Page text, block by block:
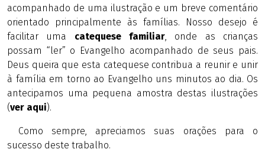
acompanhado de uma ilustração e um breve comentário
orientado principalmente às famílias. Nosso desejo é
facilitar uma catequese familiar, onde as crianças
possam “ler” o Evangelho acompanhado de seus pais.
Deus queira que esta catequese contribua a reunir e unir
à família em torno ao Evangelho uns minutos ao dia. Os
antecipamos uma pequena amostra destas ilustrações
(ver aqui).
Como sempre, apreciamos suas orações para o
sucesso deste trabalho.